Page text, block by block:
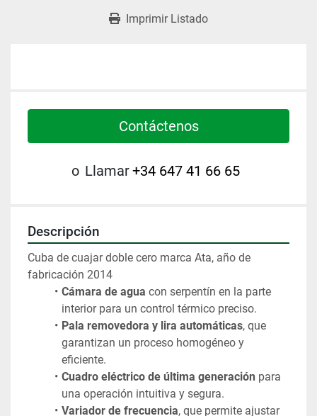
Imprimir Listado
Contáctenos
o Llamar+34 647 41 66 65
Descripción
Cuba de cuajar doble cero marca Ata, año de
fabricación 2014
Cámara de agua con serpentín en la parte
interior para un control térmico preciso.
Pala removedora y lira automáticas, que
garantizan un proceso homogéneo y
eficiente.
Cuadro eléctrico de última generación para
una operación intuitiva y segura.
Variador de frecuencia, que permite ajustar